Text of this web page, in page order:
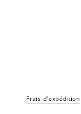
Frais d'expédition